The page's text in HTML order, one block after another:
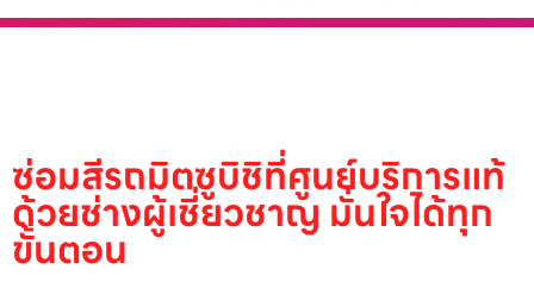
ซ่อมสีรถมิตซูบิชิที่ศูนย์บริการแท้
ด้วยช่างผู้เชี่ยวชาญ มั่นใจได้ทุก
ขั้นตอน